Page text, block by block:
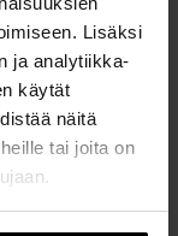
Lisäksi
ja analytiikka-
käytät
näitä
tai joita on